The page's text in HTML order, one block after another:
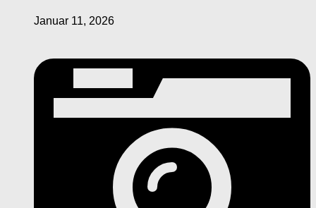
Januar 11, 2026